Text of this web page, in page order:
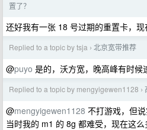
置了？
还好我有一张 18 号过期的重置卡，
Replied to a topic by tsja › 北京宽带推荐
@puyo 是的，沃方宽，晚高峰有时候
Replied to a topic by mengyigewen1128 ›
@mengyigewen1128 不打游戏，但
当时我的 m1 的 8g 都难受，现在这